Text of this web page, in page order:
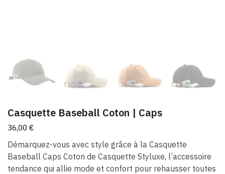
Casquette Baseball Coton | Caps
36,00 €
Démarquez-vous avec style grâce à la Casquette
Baseball Caps Coton de Casquette Styluxe, l’accessoire
tendance qui allie mode et confort pour rehausser toutes